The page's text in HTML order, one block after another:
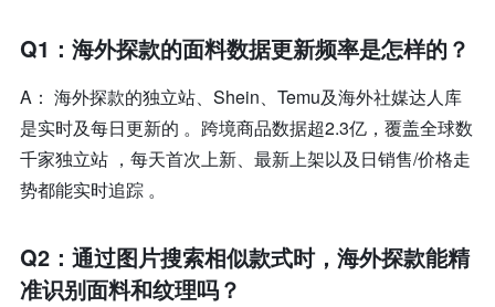
Q1：海外探款的面料数据更新频率是怎样的？
A： 海外探款的独立站、Shein、Temu及海外社媒达人库
是实时及每日更新的 。跨境商品数据超2.3亿，覆盖全球数
千家独立站 ，每天首次上新、最新上架以及日销售/价格走
势都能实时追踪 。
Q2：通过图片搜索相似款式时，海外探款能精
准识别面料和纹理吗？